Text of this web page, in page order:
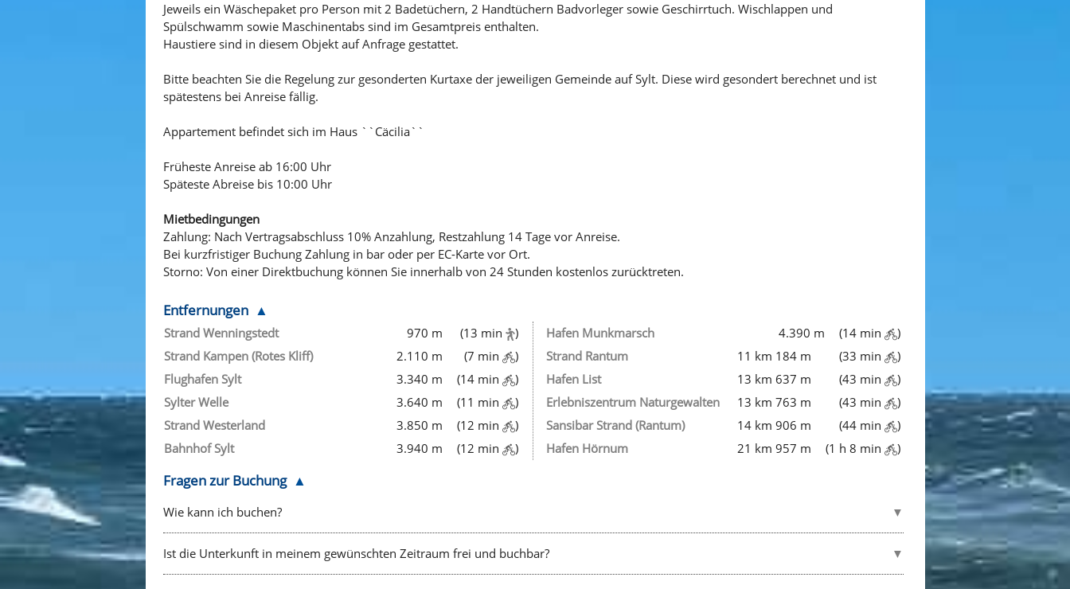
Jeweils ein Wäschepaket pro Person mit 2 Badetüchern, 2 Handtüchern Badvorleger sowie Geschirrtuch. Wischlappen und
Spülschwamm sowie Maschinentabs sind im Gesamtpreis enthalten.
Haustiere sind in diesem Objekt auf Anfrage gestattet.
Bitte beachten Sie die Regelung zur gesonderten Kurtaxe der jeweiligen Gemeinde auf Sylt. Diese wird gesondert berechnet und ist
spätestens bei Anreise fällig.
Appartement befindet sich im Haus ``Cäcilia``
Früheste Anreise ab 16:00 Uhr
Späteste Abreise bis 10:00 Uhr
Mietbedingungen
Zahlung: Nach Vertragsabschluss 10% Anzahlung, Restzahlung 14 Tage vor Anreise.
Bei kurzfristiger Buchung Zahlung in bar oder per EC-Karte vor Ort.
Storno: Von einer Direktbuchung können Sie innerhalb von 24 Stunden kostenlos zurücktreten.
Entfernungen
Strand Wenningstedt 970 m (13 min
)
Strand Kampen (Rotes Kliff)
2.110 m (7 min
)
Flughafen Sylt
3.340 m (14 min
)
Sylter Welle
3.640 m (11 min
)
Strand Westerland
3.850 m (12 min
)
Bahnhof Sylt
3.940 m (12 min )
Hafen Munkmarsch 4.390 m (14 min
)
Strand Rantum
11 km 184 m (33 min
)
Hafen List
13 km 637 m (43 min
)
Erlebniszentrum Naturgewalten
13 km 763 m (43 min
)
Sansibar Strand (Rantum)
14 km 906 m (44 min
)
Hafen Hörnum
21 km 957 m (1 h 8 min )
Fragen zur Buchung
Wie kann ich buchen?
Ist die Unterkunft in meinem gewünschten Zeitraum frei und buchbar?